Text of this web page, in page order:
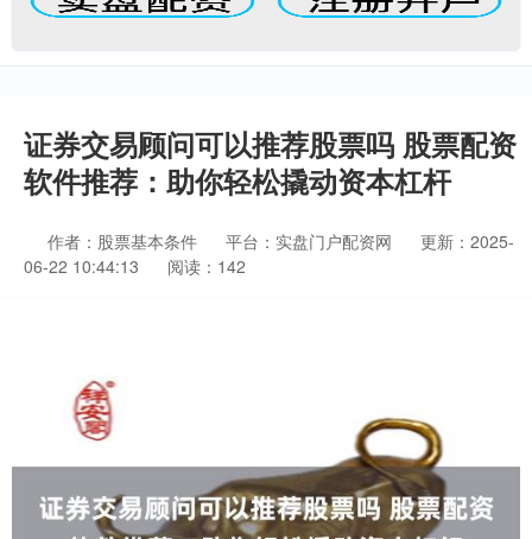
证券交易顾问可以推荐股票吗 股票配资
软件推荐：助你轻松撬动资本杠杆
作者：股票基本条件 平台：实盘门户配资网
更新：2025-
06-22 10:44:13
阅读：142